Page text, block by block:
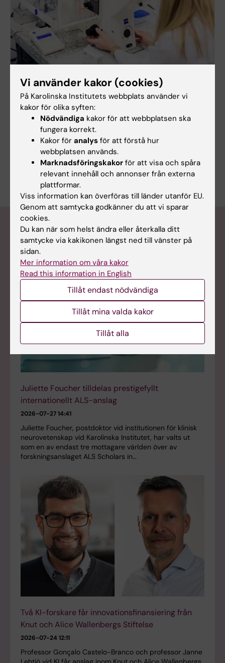
Europeiska forskningsrådet
European Research Council (ERC) främjar forskning
av högsta kvalitet genom långsiktig finansiering. KI
har varit framgångsrikt i att få denna typ av
prestigefulla anslag.
Senaste nytt om utdelade anslag
Juliette Foucher tilldelas prestigefyllt
internationellt ALS-anslag
2026-07-27 14:41
Juliette Foucher, postdoktor vid institutionen för klinisk
neurovetenskap vid Karolinska Institutet, har valts ut
som en av endast tre mottagare världen över av
forskningsanslaget ALS Scholars in…
Två KI-forskare får innovationsfinansiering från
Knut och Alice Wallenbergs Stiftelse
2026-07-24 12:11
Professor Gonçalo Castelo-Branco och professor Janne
Vi använder kakor (cookies)
På Karolinska Institutets webbplats använder vi
kakor för olika syften:
Nödvändiga kakor för att webbplatsen ska
fungera korrekt.
Kakor för analys för att förstå hur
webbplatsen används.
Marknadsföringskakor för att visa och spåra
relevant innehåll och annonser från externa
plattformar.
Viss information kan överföras till länder utanför EU.
Genom att samtycka godkänner du att vi sparar
cookies.
Du kan när som helst ändra eller återkalla ditt
samtycke via kakikonen längst ned till vänster på
sidan.
Mer information om våra kakor
Read this information in English
Tillåt endast nödvändiga
Tillåt mina valda kakor
Tillåt alla